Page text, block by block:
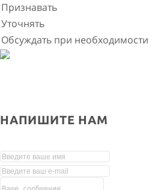
Признавать
Уточнять
Обсуждать при необходимости
НАПИШИТЕ НАМ